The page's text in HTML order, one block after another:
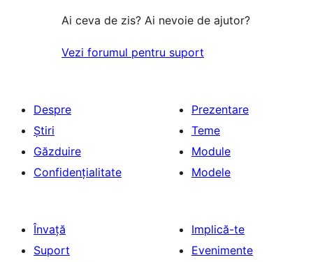
Ai ceva de zis? Ai nevoie de ajutor?
Vezi forumul pentru suport
Despre
Știri
Găzduire
Confidențialitate
Prezentare
Teme
Module
Modele
Învață
Suport
Implică-te
Evenimente